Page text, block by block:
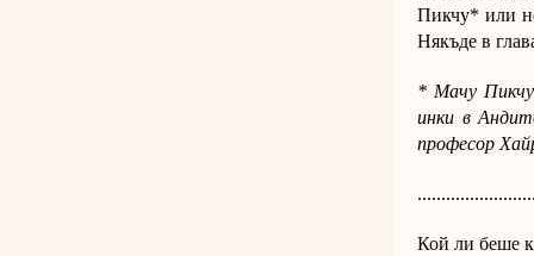
Пикчу* или
Някъде в
* Мачу Пикчу
инки в
професор
Кой ли беше